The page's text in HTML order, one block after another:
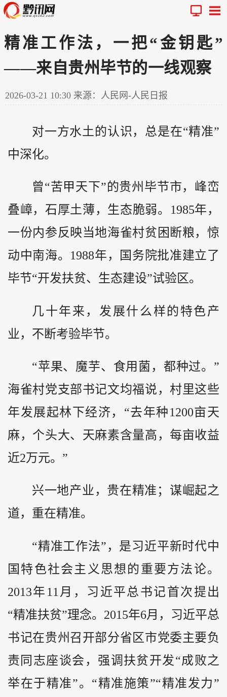
精准工作法，一把“金钥匙”
——来自贵州毕节的一线观察
2026-03-21 10:30 来源：人民网-人民日报
对一方水土的认识，总是在“精准”
中深化。
曾“苦甲天下”的贵州 毕节市，峰峦
叠嶂，石厚土薄，生态脆弱。1985年，
一份内参反映当地海雀村贫困断粮，惊
动中南海。1988年，国务院批准建立了
毕节“开发扶贫、生态建设”试验区。
几十年来，发展什么样的特色产
业，不断考验毕节。
“苹果、魔芋、食用菌，都种过。”
海雀村党支部书记文均福说，村里这些
年发展起林下经济，“去年种1200亩天
麻，个头大、天麻素含量高，每亩收益
近2万元。”
兴一地产业，贵在精准；谋崛起之
道，重在精准。
“精准工作法”，是习近平新时代中
国特色社会主义思想的重要方法论。
2013年11月，习近平总书记首次提出
“精准扶贫”理念。2015年6月，习近平总
书记在贵州召开部分省区市党委主要负
责同志座谈会，强调扶贫开发“成败之
举在于精准”。“精准施策”“精准发力”